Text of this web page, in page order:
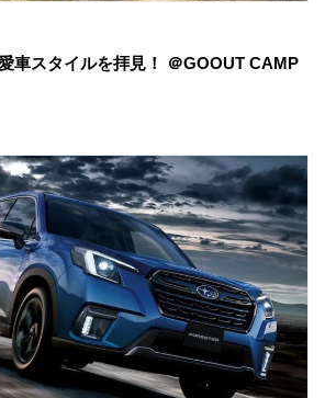
車スタイルを拝見！ ＠GOOUT CAMP